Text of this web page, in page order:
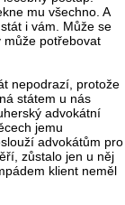
mu všechno. A
i vám. Může se
může potřebovat
nepodrazí, protože
státem u nás
advokátní
jemu
advokátům pro
zůstalo jen u něj
klient neměl